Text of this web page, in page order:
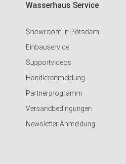
Wasserhaus Service
Showroom in Potsdam
Einbauservice
Supportvideos
Händleranmeldung
Partnerprogramm
Versandbedingungen
Newsletter Anmeldung